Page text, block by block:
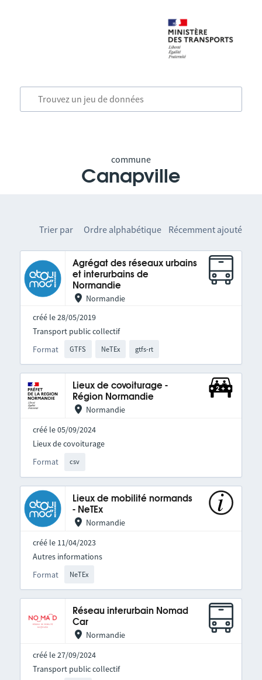
commune
Canapville
Trier par Ordre alphabétique Récemment ajouté
Agrégat des réseaux urbains
et interurbains de
Normandie
Normandie
créé le 28/05/2019
Format GTFS NeTEx gtfs-rt
Transport public collectif
Lieux de covoiturage -
Région Normandie
Normandie
créé le 05/09/2024
Format csv
Lieux de covoiturage
Lieux de mobilité normands
- NeTEx
Normandie
créé le 11/04/2023
Format NeTEx
Autres informations
Réseau interurbain Nomad
Car
Normandie
créé le 27/09/2024
Transport public collectif